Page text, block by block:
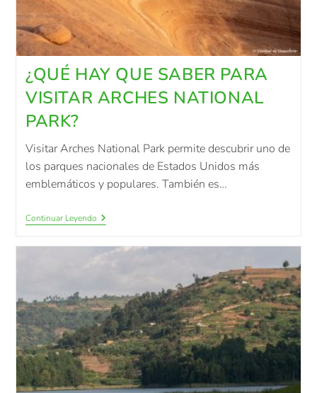
¿QUÉ HAY QUE SABER PARA
VISITAR ARCHES NATIONAL
PARK?
Visitar Arches National Park permite descubrir uno de
los parques nacionales de Estados Unidos más
emblemáticos y populares. También es…
Continuar Leyendo